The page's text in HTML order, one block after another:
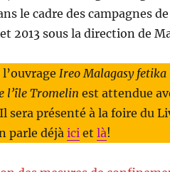
le cadre des campagnes
2013 sous la direction de
Ireo Malagasy
l’île Tromelin est attendue
sera présenté à la foire du
parle déjà ici et là!